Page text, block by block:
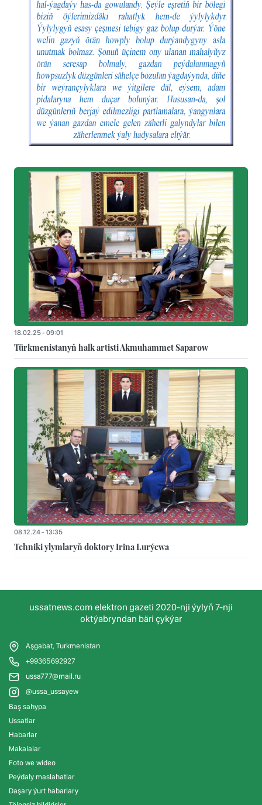
18.02.25 - 09:01
Türkmenistanyň halk artisti Akmuhammet Saparow
08.12.24 - 13:35
Tehniki ylymlaryň doktory Irina Lurýewa
ussatnews.com elektron gazeti 2020-nji ýylyň 7-nji
oktýabryndan bäri çykýar
Aşgabat, Turkmenistan
+99365692927
ussa777@mail.ru
@ussa_ussayew
Baş sahypa
Ussatlar
Habarlar
Makalalar
Foto we wideo
Peýdaly maslahatlar
Daşary ýurt habarlary